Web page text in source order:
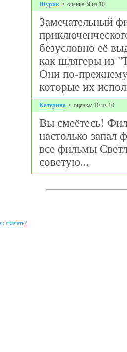
Шурик • оценка: 9 из 10
Замечательный
безусловно её
как шлягеры из
Они по-
которые их
Катерина • оценка: 10 из 10
Вы смеётесь!
настолько запал
все фильмы
советую...
скачать?